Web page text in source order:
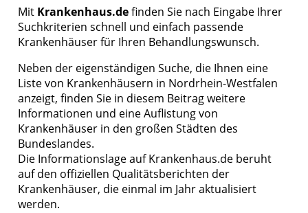
Mit Krankenhaus.definden Sie nach Eingabe Ihrer
Suchkriterien schnell und einfach passende
Krankenhäuser für Ihren Behandlungswunsch.
Neben der eigenständigen Suche, die Ihnen eine
Liste von Krankenhäusern in Nordrhein-Westfalen
anzeigt, finden Sie in diesem Beitrag weitere
Informationen und eine Auflistung von
Krankenhäuser in den großen Städten des
Bundeslandes.
Die Informationslage auf Krankenhaus.de beruht
auf den offiziellen Qualitätsberichten der
Krankenhäuser, die einmal im Jahr aktualisiert
werden.
Erstellung von Profilen zur Personalisierung
von Inhalten
personalisierter Inhalte
Messung der Werbeleistung
Messung der Performance von Inhalten
Analyse von Zielgruppen durch Statistiken
oder Kombinationen von Daten aus
verschiedenen Quellen
Entwicklung und Verbesserung der